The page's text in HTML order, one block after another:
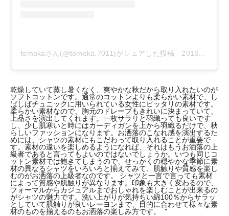
tomokaさん(@tomoka.7011)がシェアした投稿 - 2018年 6月月1日午後10時44分PDT
乾燥していて蒸し暑くなく、爽やかな秋だから取り入れたいのが
ソフトコットンです。通常のコットンよりも柔らかい素材で、し
ばしばチュニックに用いられている女性にピッタリの素材です。
柔らかい素材なので、胸元のドレープもきれいに決まっていて、
上品さを演出してくれます。一枚サラリと羽織っても良いです
し、少し肌寒いと時にはカーディガンを上から羽織るだけで、秋
らしいファッションになります。お洒落のこなれ感を演出するた
めには、シャツの素材にもこだわって取り入れることが重要で
す。素材の違いを楽しめるようになれば、それはもうお洒落の上
級者であると言ってもよいのではないでしょうか。いつも同じコ
ットン素材では飽きてしまうので、せっかくの穏やかな季節に素
材の異なるシャツをいろいろと揃えてみて、肌触りや質感を楽し
むのがお洒落の上級者なのです。 シャツと一言で言っても素材
によって質感や肌触りが異なります。印象も大きく変わるので、
フォーマルからカジュアルまでおしゃれを楽しむことが出来るの
がシャツの魅力です。洗い上がりが気持ちい綿100％からサラッ
としていて肌触りが良いレーヨンまで、目的に合わせて様々な素
材のものを揃えるのもお洒落の楽しみ方です。 "